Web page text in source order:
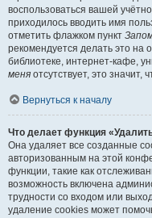
воспользоваться вашей
приходилось вводить имя
отметить флажком пункт
рекомендуется делать это
библиотеке, интернет-кафе,
меня отсутствует, это
Вернуться к началу
Что делает функция
Она удаляет все созданные
авторизованным на этой
функции, такие как
возможность включена
трудности со входом или
удаление cookies может